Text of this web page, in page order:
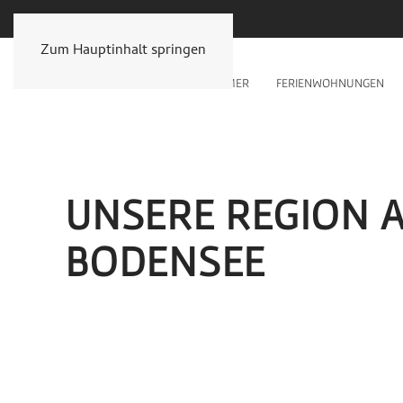
Zum Hauptinhalt springen
ZIMMER FERIENWOHNUNGEN
UNSERE REGION
BODENSEE